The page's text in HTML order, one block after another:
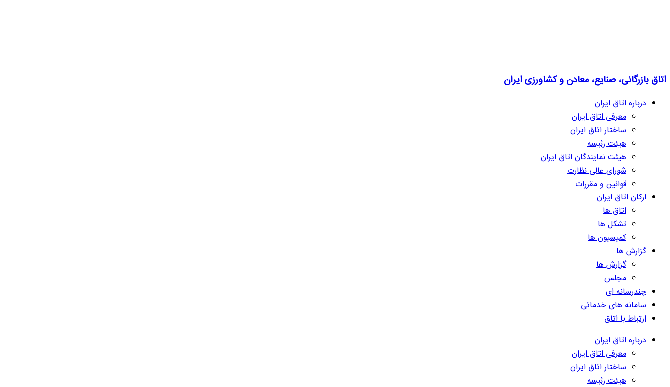
اتاق بازرگانی، صنایع، معادن و کشاورزی ایران
درباره اتاق ایران
معرفی اتاق ایران
ساختار اتاق ایران
هیئت رئیسه
هیئت نمایندگان اتاق ایران
شورای عالی نظارت
قوانین و مقررات
ارکان اتاق ایران
اتاق ها
تشکل ها
کمیسیون ها
گزارش ها
گزارش ها
مجلس
چندرسانه ای
سامانه های خدماتی
ارتباط با اتاق
درباره اتاق ایران
معرفی اتاق ایران
ساختار اتاق ایران
هیئت رئیسه